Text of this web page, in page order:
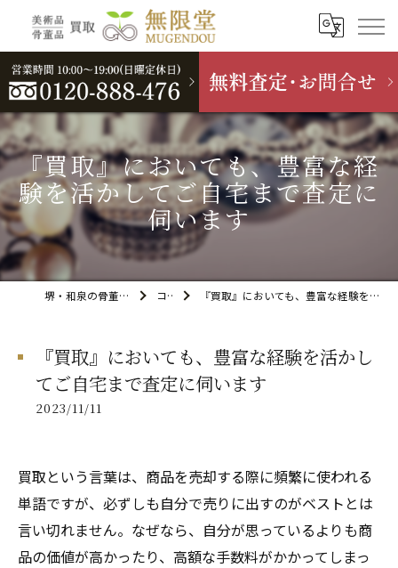
『買取』においても、豊富な経
験を活かしてご自宅まで査定に
伺います
堺・和泉の骨董品買取なら無限堂 コラム 『買取』においても、豊富な経験を活かしてご自宅まで査定に伺います
『買取』においても、豊富な経験を活かし
てご自宅まで査定に伺います
2023/11/11
買取という言葉は、商品を売却する際に頻繁に使われる
単語ですが、必ずしも自分で売りに出すのがベストとは
言い切れません。なぜなら、自分が思っているよりも商
品の価値が高かったり、高額な手数料がかかってしまっ